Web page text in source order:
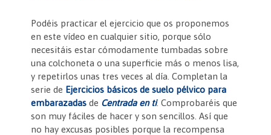
c
e
b
o
o
k
itt
er
er
es
t
at
s
A
p
p
ai
l
tF
ri
e
n
dl
y
m
p
ar
tir
Podéis practicar el ejercicio que os proponemos
en este vídeo en cualquier sitio, porque sólo
necesitáis estar cómodamente tumbadas sobre
una colchoneta o una superficie más o menos lisa,
y repetirlos unas tres veces al día. Completan la
serie de Ejercicios básicos de suelo pélvico para
embarazadas de Centrada en ti. Comprobaréis que
son muy fáciles de hacer y son sencillos. Así que
no hay excusas posibles porque la recompensa